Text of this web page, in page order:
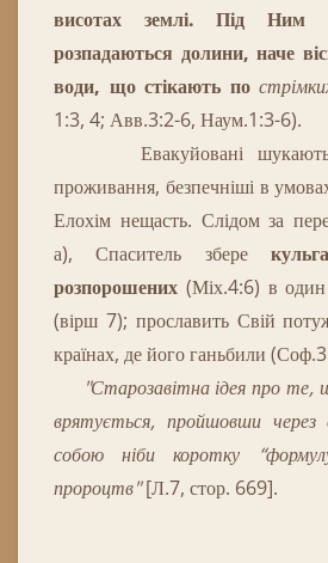
висотах землі. Під Ним
розпадаються долини, наче
води, що стікають по
1:3, 4; Авв.3:2-6, Наум.1:3-6).
Евакуйовані шукають
проживання, безпечніші в
Елохім нещасть. Слідом за
а), Спаситель збере
розпорошених (Міх.4:6) в
(вірш 7); прославить Свій
країнах, де його ганьбили
"Старозавітна ідея про те,
врятується, пройшовши
собою ніби коротку
пророцтв" [Л.7, стор. 669].